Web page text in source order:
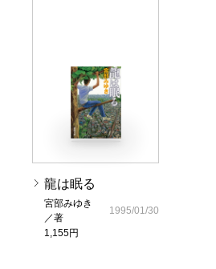
龍は眠る
宮部みゆき
／著
1,155円
1995/01/30